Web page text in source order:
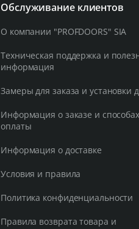
Обслуживание клиентов
О компании "PROFDOORS" SIA
Техническая поддержка и
информация
Замеры для заказа и установки
Информация о заказе и способах
оплаты
Информация о доставке
Условия и правила
Политика конфиденциальности
Правила возврата товара и